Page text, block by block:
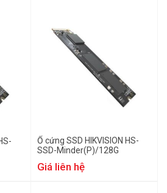
Ổ cứng SSD HIKVISION HS-
SSD-Minder(P)/128G
Giá liên hệ